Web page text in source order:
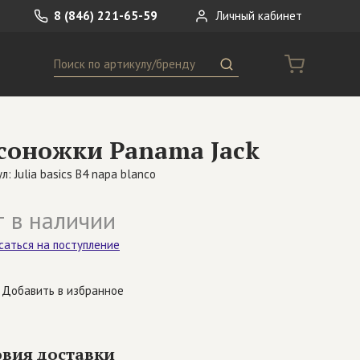
8 (846) 221-65-59 Личный кабинет
Другое
Поиск
Panama Jack
Julia basics B4 napa blanco
в наличии
на поступление
Добавить в избранное
доставки